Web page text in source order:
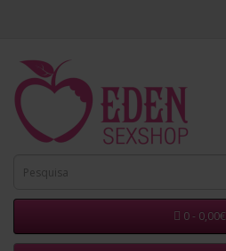
0 - 0,00€